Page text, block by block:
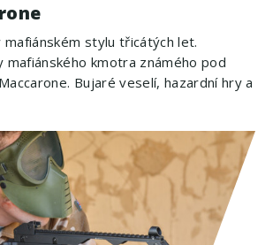
mafiánském stylu třicátých let.
mafiánského kmotra známého pod
Bujaré veselí, hazardní hry a